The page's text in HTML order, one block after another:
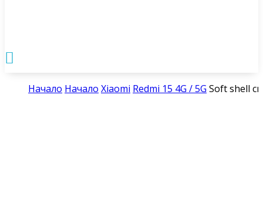

Начало Начало Xiaomi Redmi 15 4G / 5G Soft shell